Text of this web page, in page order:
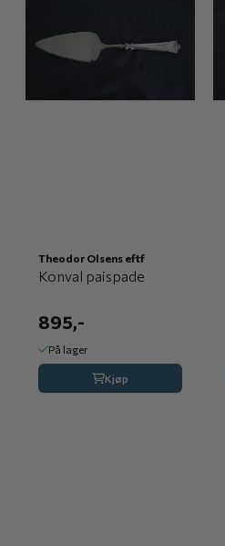
Theodor Olsens eftf
Konval paispade
895,-
På lager
Kjøp